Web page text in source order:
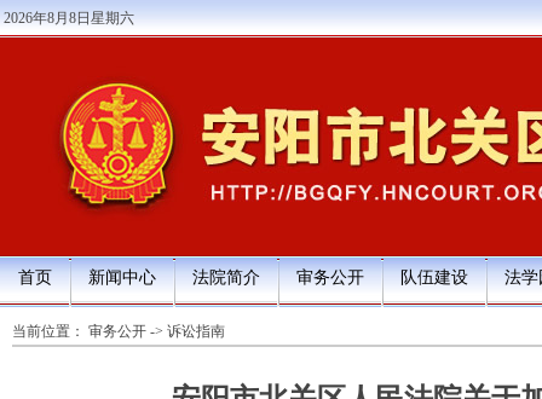
2026年8月8日星期六
首页 新闻中心 法院简介 审务公开 队伍建设 法学
当前位置： 审务公开 -> 诉讼指南